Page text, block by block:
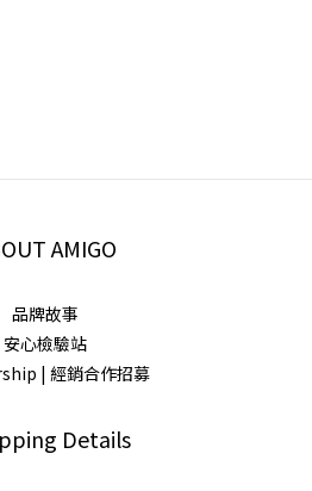
AMIGO
品牌故事
安心檢驗站
| 經銷合作招募
Details